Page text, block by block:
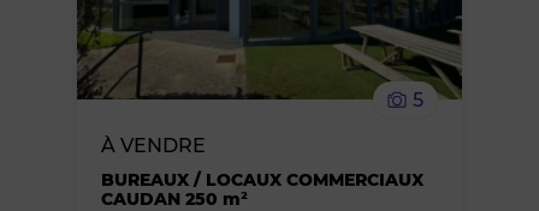
supprimer
le
5
À VENDRE
BUREAUX / LOCAUX COMMERCIAUX
CAUDAN 250 m²